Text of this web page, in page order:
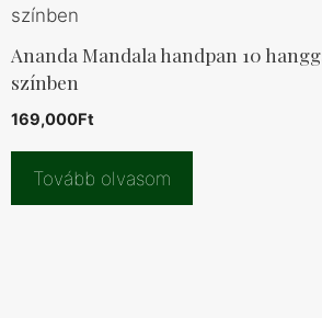
Ananda Mandala handpan 10
színben
169,000Ft
Tovább olvasom